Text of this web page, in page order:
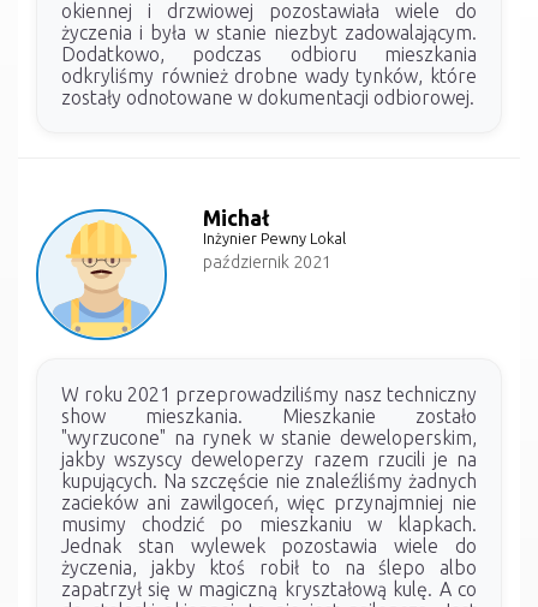
okiennej i drzwiowej pozostawiała wiele do
życzenia i była w stanie niezbyt zadowalającym.
Dodatkowo, podczas odbioru mieszkania
odkryliśmy również drobne wady tynków, które
zostały odnotowane w dokumentacji odbiorowej.
Michał
Inżynier Pewny Lokal
październik 2021
W roku 2021 przeprowadziliśmy nasz techniczny
show mieszkania. Mieszkanie zostało
"wyrzucone" na rynek w stanie deweloperskim,
jakby wszyscy deweloperzy razem rzucili je na
kupujących. Na szczęście nie znaleźliśmy żadnych
zacieków ani zawilgoceń, więc przynajmniej nie
musimy chodzić po mieszkaniu w klapkach.
Jednak stan wylewek pozostawia wiele do
życzenia, jakby ktoś robił to na ślepo albo
zapatrzył się w magiczną kryształową kulę. A co